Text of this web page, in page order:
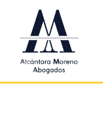
Saltar al contenido